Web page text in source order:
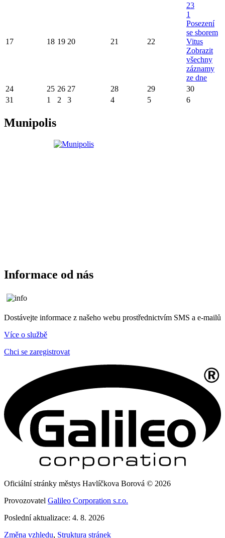
17 18 19 20 21 22
23
1
Posezení
se sborem
Vitus
Zobrazit
všechny
záznamy
ze dne
24
25 26 27 28 29
30
31
1 2 3 4 5 6
Munipolis
Informace od nás
Dostávejte informace z našeho webu prostřednictvím SMS a e-mailů
Více o službě
Chci se zaregistrovat
Oficiální stránky městys Havlíčkova Borová © 2026
Provozovatel Galileo Corporation s.r.o.
Poslední aktualizace: 4. 8. 2026
Změna vzhledu, Struktura stránek